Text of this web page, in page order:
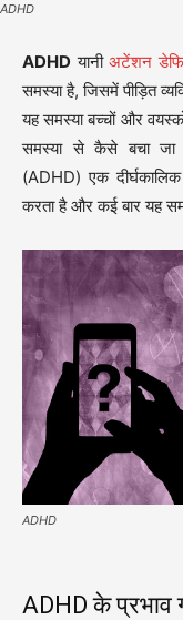
ADHD
ADHD यानीअटेंशन
समस्या है, जिसमें पीड़ित
यह समस्या बच्चों और
समस्या से कैसे बचा जा
(ADHD) एक
करता है और कई बार यह
ADHD
ADHD के प्रभाव